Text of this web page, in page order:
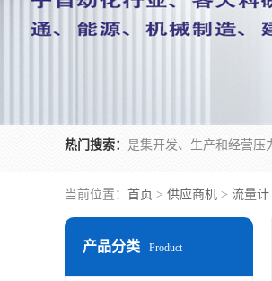
热门搜索：
当前位置： 首页 > 供应商机 > 流量计
产品分类 Product